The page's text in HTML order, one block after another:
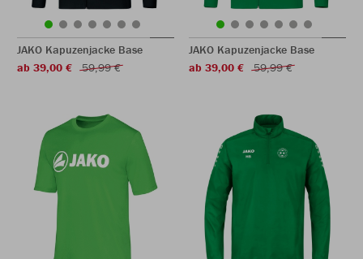
JAKO Kapuzenjacke Base
ab 39,00 €
59,99 €
JAKO Kapuzenjacke Base
ab 39,00 €
59,99 €